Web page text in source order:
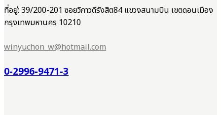
ที่อยู่: 39/200-201 ซอยวิภาวดีรังสิต84 แขวงสนามบิน เขตดอนเมือง
กรุงเทพมหานคร 10210
winyuchon_w@hotmail.com
0-2996-9471-3